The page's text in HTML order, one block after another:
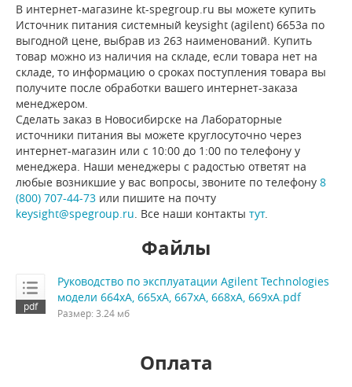
В интернет-магазине kt-spegroup.ru вы можете купить
Источник питания системный keysight (agilent) 6653a по
выгодной цене, выбрав из 263 наименований. Купить
товар можно из наличия на складе, если товара нет на
складе, то информацию о сроках поступления товара вы
получите после обработки вашего интернет-заказа
менеджером.
Сделать заказ в Новосибирске на Лабораторные
источники питания вы можете круглосуточно через
интернет-магазин или с 10:00 до 1:00 по телефону у
менеджера. Наши менеджеры с радостью ответят на
любые возникшие у вас вопросы, звоните по телефону 8
(800) 707-44-73 или пишите на почту
keysight@spegroup.ru . Все наши контакты тут.
Файлы
Руководство по эксплуатации Agilent Technologies
модели 664xA, 665xA, 667xA, 668xA, 669xA.pdf
Размер: 3.24 мб
Оплата